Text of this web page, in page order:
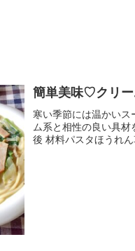
簡単美味♡クリー
寒い季節には温かいス
ム系と相性の良い具
後 材料パスタほうれ